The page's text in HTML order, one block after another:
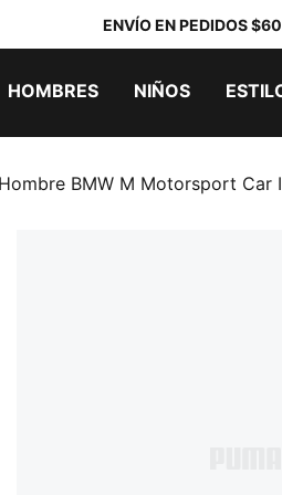
ENVÍO EN PEDIDOS $60
HOMBRES NIÑOS
BMW M Motorsport Car I